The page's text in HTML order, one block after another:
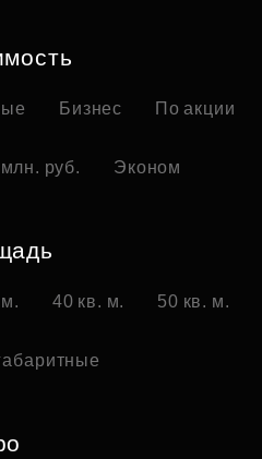
Бизнес По акции
руб. Эконом
40 кв. м. 50 кв. м.